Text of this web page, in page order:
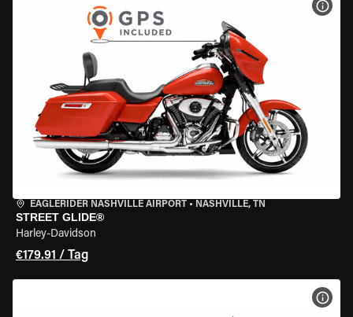
EAGLERIDER NASHVILLE AIRPORT • NASHVILLE, TN
STREET GLIDE®
Harley-Davidson
€179.91 / Tag